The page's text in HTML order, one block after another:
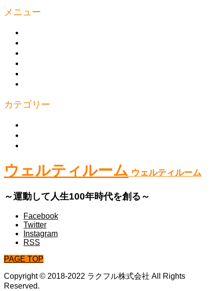
メニュー
カテゴリー
ウェルティルーム ウェルティルーム
～運動して人生100年時代を創る～
Facebook
Twitter
Instagram
RSS
PAGE TOP
Copyright © 2018-2022 ラクフル株式会社 All Rights
Reserved.